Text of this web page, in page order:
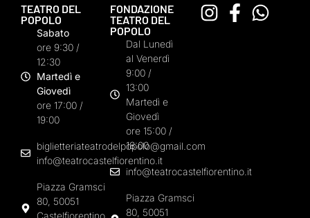
TEATRO DEL
POPOLO
Sabato
ore 9:30 /
12:30
Martedì e
Giovedì
ore 17:00 /
19:00
biglietteriateatrodelpopolo@gmail.com
info@teatrocastelfiorentino.it
Piazza Gramsci
80, 50051
FONDAZIONE
TEATRO DEL
POPOLO
Dal Lunedì
al Venerdì
9:00 /
13:00
Martedì e
Giovedì
ore 15:00 /
18:00
info@teatrocastelfiorentino.it
Piazza Gramsci
80, 50051